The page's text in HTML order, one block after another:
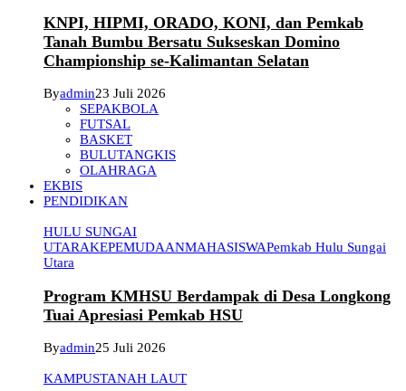
KNPI, HIPMI, ORADO, KONI, dan Pemkab
Tanah Bumbu Bersatu Sukseskan Domino
Championship se-Kalimantan Selatan
Byadmin23 Juli 2026
SEPAKBOLA
FUTSAL
BASKET
BULUTANGKIS
OLAHRAGA
EKBIS
PENDIDIKAN
HULU SUNGAI
UTARAKEPEMUDAANMAHASISWAPemkab Hulu Sungai
Utara
Program KMHSU Berdampak di Desa Longkong
Tuai Apresiasi Pemkab HSU
Byadmin25 Juli 2026
KAMPUSTANAH LAUT